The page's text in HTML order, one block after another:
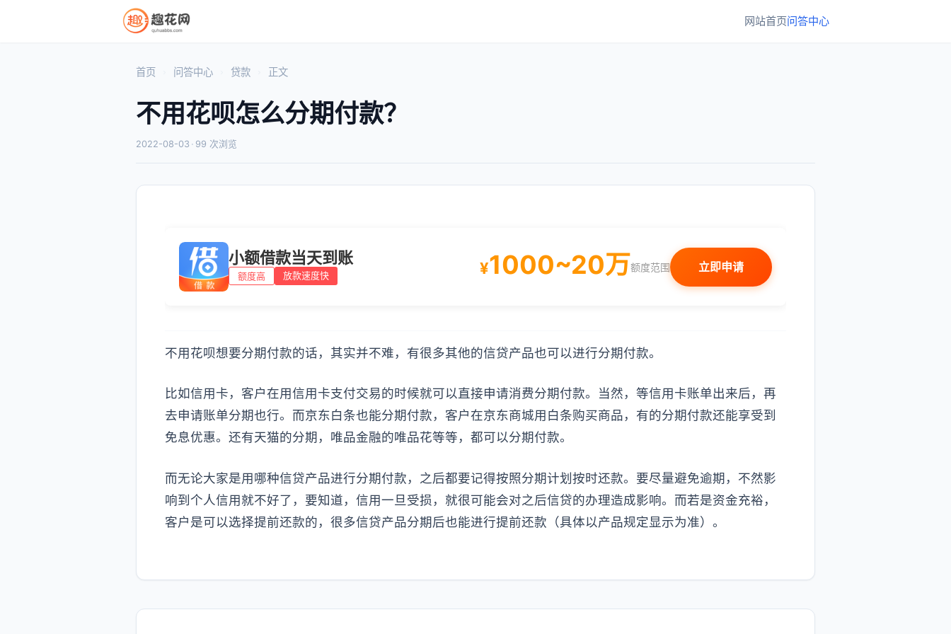
网站首页问答中心
首页 问答中心 贷款 正文
不用花呗怎么分期付款？
2022-08-03 · 99 次浏览
小额借款当天到账
额度高 放款速度快 ¥1000~20万额度范围 立即申请
不用花呗想要分期付款的话，其实并不难，有很多其他的信贷产品也可以进行分期付款。
比如信用卡，客户在用信用卡支付交易的时候就可以直接申请消费分期付款。当然，等信用卡账单出来后，再
去申请账单分期也行。而京东白条也能分期付款，客户在京东商城用白条购买商品，有的分期付款还能享受到
免息优惠。还有天猫的分期，唯品金融的唯品花等等，都可以分期付款。
而无论大家是用哪种信贷产品进行分期付款，之后都要记得按照分期计划按时还款。要尽量避免逾期，不然影
响到个人信用就不好了，要知道，信用一旦受损，就很可能会对之后信贷的办理造成影响。而若是资金充裕，
客户是可以选择提前还款的，很多信贷产品分期后也能进行提前还款（具体以产品规定显示为准）。